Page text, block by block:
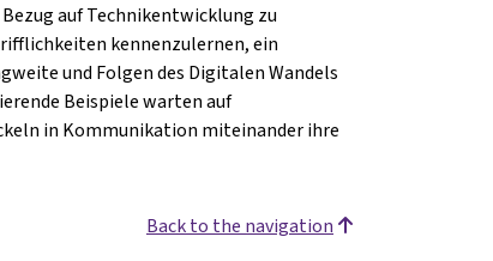
auf Technikentwicklung zu
kennenzulernen, ein
und Folgen des Digitalen Wandels
Beispiele warten auf
in Kommunikation miteinander ihre
Back to the navigation